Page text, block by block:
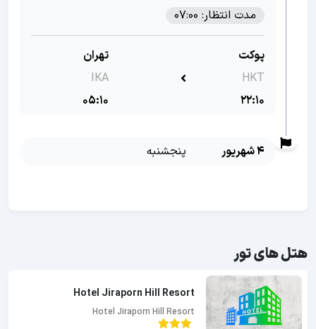
مدت انتظار: 07:00
پوکت
HKT
22:10
تهران
IKA
05:10
4 شهریور پنجشنبه
هتل های تور
Hotel Jiraporn Hill Resort
Hotel Jiraporn Hill Resort